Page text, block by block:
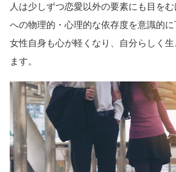
人は少しずつ恋愛以外の要素にも目を
への物理的・心理的な依存度を意識的
女性自身も心が軽くなり、自分らしく
ます。